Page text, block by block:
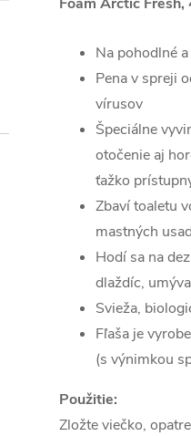
Na pohodlné
Pena v spreji
vírusov
Špeciálne
otočenie aj
ťažko
Zbaví toaletu
mastných
Hodí sa na
dlaždíc,
Svieža,
Fľaša je
(s výnimkou
Použitie:
Zložte viečko,